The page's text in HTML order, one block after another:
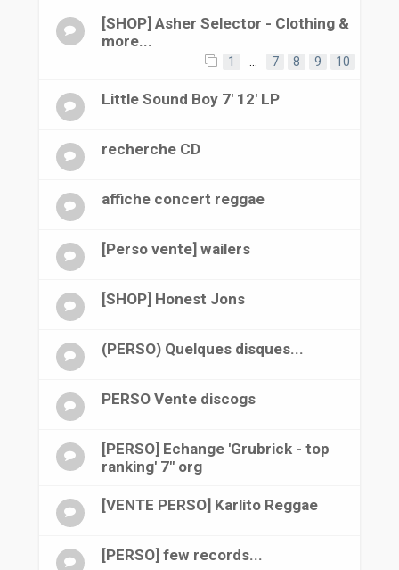
[SHOP] Asher Selector - Clothing &
more...
1 7 8 9 10
Little Sound Boy 7' 12' LP
recherche CD
affiche concert reggae
[Perso vente] wailers
[SHOP] Honest Jons
(PERSO) Quelques disques...
PERSO Vente discogs
[PERSO] Echange 'Grubrick - top
ranking' 7" org
[VENTE PERSO] Karlito Reggae
[PERSO] few records...